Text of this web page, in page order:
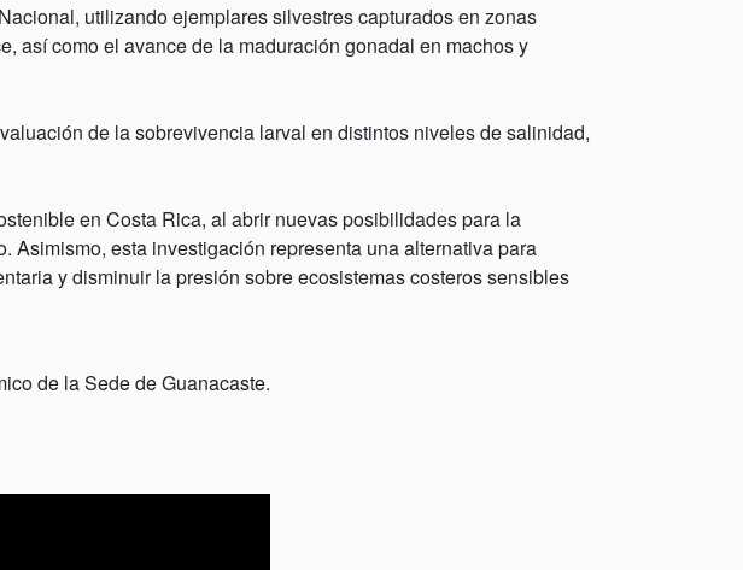
utilizando ejemplares silvestres capturados en zonas
así como el avance de la maduración gonadal en machos y
de la sobrevivencia larval en distintos niveles de salinidad,
en Costa Rica, al abrir nuevas posibilidades para la
esta investigación representa una alternativa para
y disminuir la presión sobre ecosistemas costeros sensibles
de la Sede de Guanacaste.